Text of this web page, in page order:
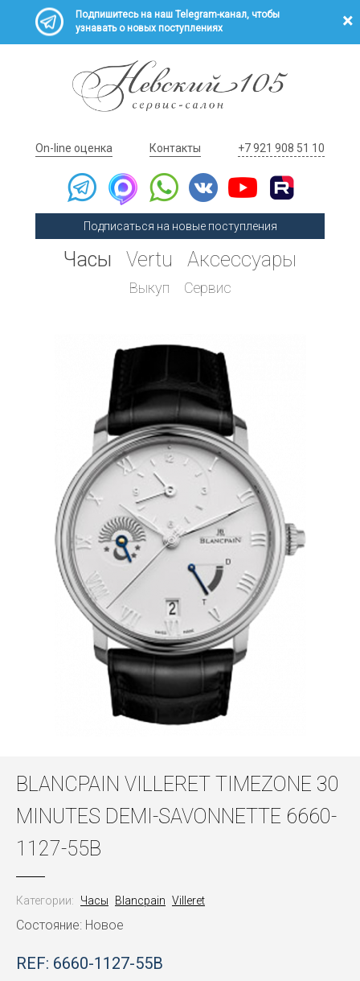
Подпишитесь на наш Telegram-канал, чтобы
узнавать о новых поступлениях
On-line оценка Контакты +7 921 908 51 10
Подписаться на новые поступления
Часы Vertu Аксессуары
Выкуп Сервис
BLANCPAIN VILLERET TIMEZONE 30
MINUTES DEMI-SAVONNETTE 6660-
1127-55B
Категории: Часы Blancpain Villeret
Состояние: Новое
REF: 6660-1127-55B